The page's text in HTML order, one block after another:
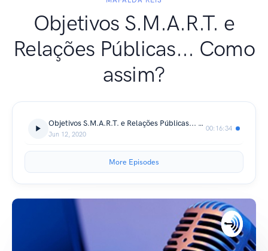
Objetivos S.M.A.R.T. e
Relações Públicas... Como
assim?
Objetivos S.M.A.R.T. e Relações Públicas... como assim?
Jun 12, 2020
00:16:34
More Episodes